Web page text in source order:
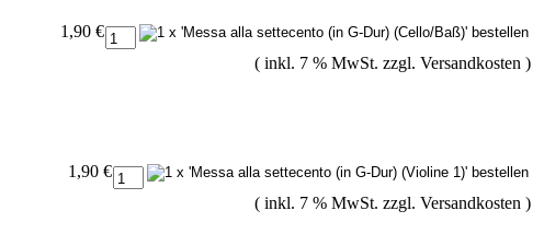
1,90 €
( inkl. 7 % MwSt. zzgl. Versandkosten )
1,90 €
( inkl. 7 % MwSt. zzgl. Versandkosten )